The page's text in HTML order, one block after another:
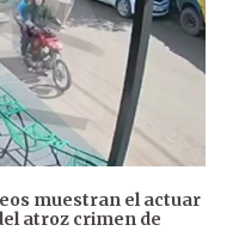
muestran el actuar
atroz crimen de